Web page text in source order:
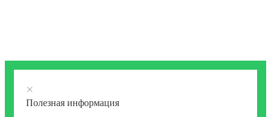
×
Полезная информация